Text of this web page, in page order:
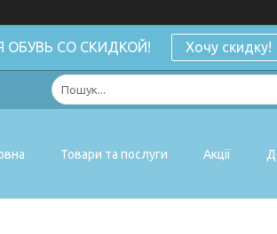
ОБУВЬ СО СКИДКОЙ! Хочу скидку!
Товари та послуги Акції